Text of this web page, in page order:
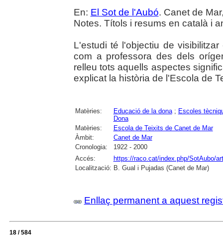
En: El Sot de l'Aubó. Canet de
Notes. Títols i resums en català i
L'estudi té l'objectiu de
com a professora des dels
relleu tots aquells aspectes
explicat la història de l'Escola de
Matèries: Educació de la dona; Escoles
Dona
Matèries:
Escola de Teixits de Canet de Mar
Àmbit:
Canet de Mar
Cronologia:
1922 - 2000
Accés:
https://raco.cat/index.php/SotAubo/
Localització: B. Gual i Pujadas (Canet de Mar)
Enllaç permanent a aquest
18 / 584